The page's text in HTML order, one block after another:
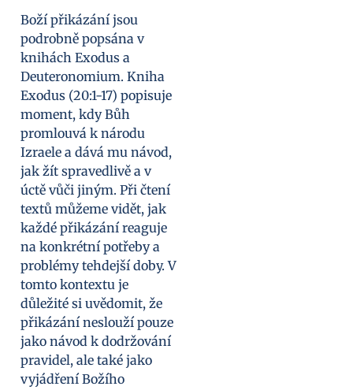
Boží přikázání jsou
podrobně popsána v
knihách Exodus a
Deuteronomium. Kniha
Exodus (20:1-17) popisuje
moment, kdy Bůh
promlouvá k národu
Izraele a dává mu návod,
jak žít spravedlivě a v
úctě vůči jiným. Při čtení
textů můžeme vidět, jak
každé přikázání reaguje
na konkrétní potřeby a
problémy tehdejší doby. V
tomto kontextu je
důležité si uvědomit, že
přikázání neslouží pouze
jako návod k dodržování
pravidel, ale také jako
vyjádření Božího